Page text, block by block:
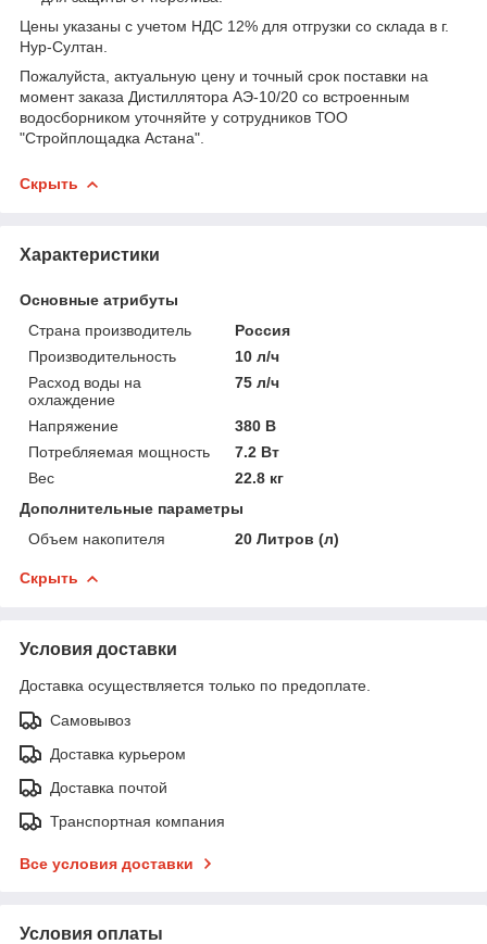
Цены указаны с учетом НДС 12% для отгрузки со склада в г.
Нур-Султан.
Пожалуйста, актуальную цену и точный срок поставки на
момент заказа Дистиллятора АЭ-10/20 со встроенным
водосборником уточняйте у сотрудников ТОО
"Стройплощадка Астана".
Скрыть
Характеристики
Основные атрибуты
Страна производитель
Россия
Производительность
10 л/ч
Расход воды на
охлаждение
75 л/ч
Напряжение
380 В
Потребляемая мощность
7.2 Вт
Вес
22.8 кг
Дополнительные параметры
Объем накопителя
20 Литров (л)
Скрыть
Условия доставки
Доставка осуществляется только по предоплате.
Самовывоз
Доставка курьером
Доставка почтой
Транспортная компания
Все условия доставки
Условия оплаты